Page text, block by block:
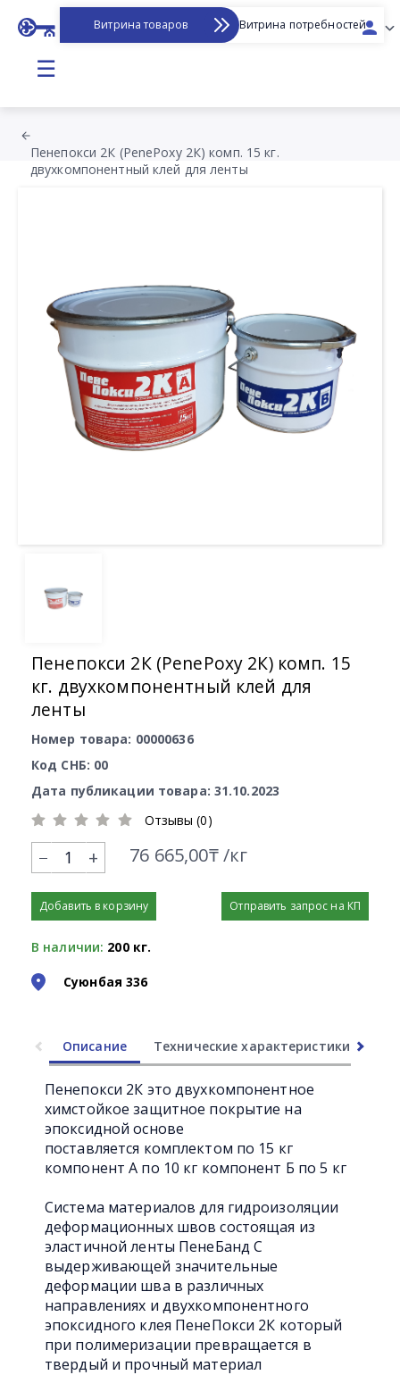
Витрина товаров Витрина потребностей
☰
Пенепокси 2К (PenePoxy 2К) комп. 15 кг.
двухкомпонентный клей для ленты
Пенепокси 2К (PenePoxy 2К) комп. 15
кг. двухкомпонентный клей для
ленты
Номер товара: 00000636
Код СНБ: 00
Дата публикации товара: 31.10.2023
Отзывы (0)
+ 76 665,00₸ /кг
Добавить в корзину Отправить запрос на КП
В наличии: 200 кг.
Суюнбая 336
Описание Технические характеристики
Пенепокси 2К это двухкомпонентное
химстойкое защитное покрытие на
эпоксидной основе
поставляется комплектом по 15 кг
компонент А по 10 кг компонент Б по 5 кг
Система материалов для гидроизоляции
деформационных швов состоящая из
эластичной ленты ПенеБанд С
выдерживающей значительные
деформации шва в различных
направлениях и двухкомпонентного
эпоксидного клея ПенеПокси 2К который
при полимеризации превращается в
твердый и прочный материал